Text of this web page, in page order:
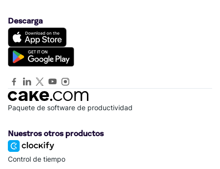
Descarga
Paquete de software de productividad
Nuestros otros productos
Control de tiempo